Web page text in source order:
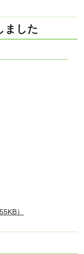
ました
）